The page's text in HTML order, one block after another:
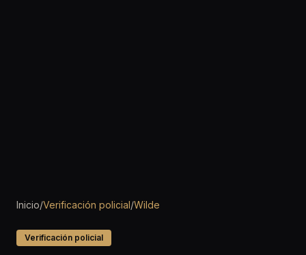
Inicio/Verificación policial/Wilde
Verificación policial